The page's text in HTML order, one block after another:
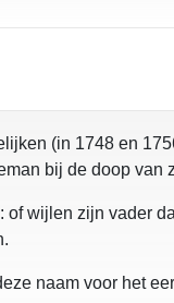
(in 1748 en
bij de doop van
wijlen zijn vader
naam voor het